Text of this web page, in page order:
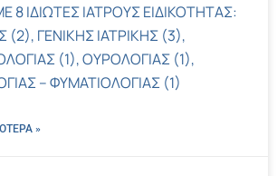
8 ΙΔΙΩΤΕΣ ΙΑΤΡΟΥΣ ΕΙΔΙΚΟΤΗΤΑΣ:
(2), ΓΕΝΙΚΗΣ ΙΑΤΡΙΚΗΣ (3),
(1), ΟΥΡΟΛΟΓΙΑΣ (1),
– ΦΥΜΑΤΙΟΛΟΓΙΑΣ (1)
»